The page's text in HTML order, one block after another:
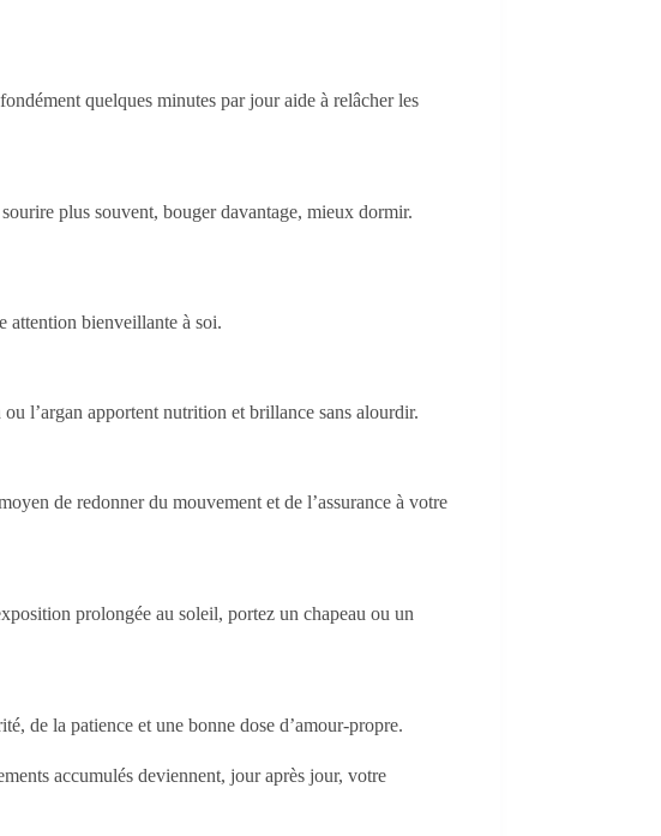
quelques minutes par jour aide à relâcher les
plus souvent, bouger davantage, mieux dormir.
attention bienveillante à soi.
l’argan apportent nutrition et brillance sans alourdir.
de redonner du mouvement et de l’assurance à votre
prolongée au soleil, portez un chapeau ou un
de la patience et une bonne dose d’amour-propre.
accumulés deviennent, jour après jour, votre